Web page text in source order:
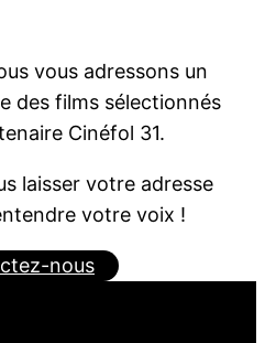
vous adressons un
des films sélectionnés
Cinéfol 31.
laisser votre adresse
votre voix !
nous